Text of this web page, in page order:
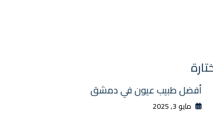
أفضل طبيب عيون في دمشق
مايو 3, 2025